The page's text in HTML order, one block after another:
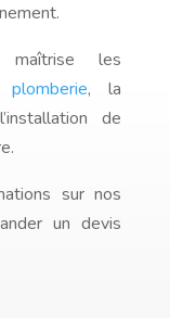
maîtrise les
plomberie, la
de
sur nos
un devis